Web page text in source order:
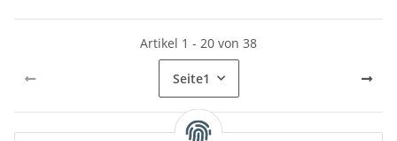
Artikel 1 - 20 von 38
Seite1